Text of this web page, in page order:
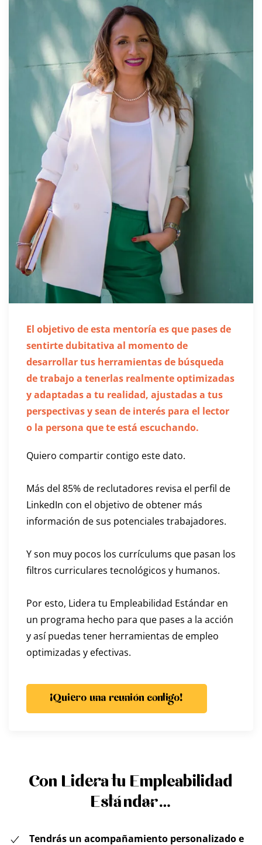
El objetivo de esta mentoría es que pases de
sentirte dubitativa al momento de
desarrollar tus herramientas de búsqueda
de trabajo a tenerlas realmente optimizadas
y adaptadas a tu realidad, ajustadas a tus
perspectivas y sean de interés para el lector
o la persona que te está escuchando.
Quiero compartir contigo este dato.
Más del 85% de reclutadores revisa el perfil de
LinkedIn con el objetivo de obtener más
información de sus potenciales trabajadores.
Y son muy pocos los currículums que pasan los
filtros curriculares tecnológicos y humanos.
Por esto, Lidera tu Empleabilidad Estándar en
un programa hecho para que pases a la acción
y así puedas tener herramientas de empleo
optimizadas y efectivas.
¡Quiero una reunión contigo!
Con Lidera tu Empleabilidad
Estándar…
Tendrás un acompañamiento personalizado e